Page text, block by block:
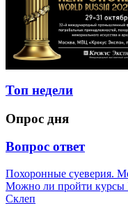
Топ недели
Опрос дня
Вопрос ответ
Похоронные суеверия.
Можно ли пройти курсы
Склеп